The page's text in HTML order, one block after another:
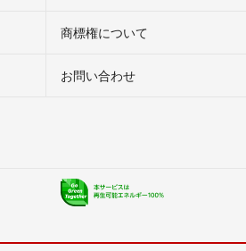
商標権について
お問い合わせ